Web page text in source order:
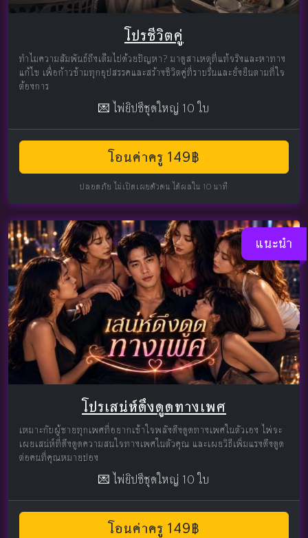
โปรชีวิตคู่
ทำไมความสัมพันธ์ถึงเต็มไปด้วยปัญหา? มาดูสาเหตุที่แท้จริงและหาทาง
แก้ไข เพื่อก้าวข้ามทุกอุปสรรคและสร้างชีวิตคู่ที่ราบรื่นและยั่งยืนตามที่ใจ
ต้องการ
💌 ไพ่ยิปซีชุดใหญ่ 10 ใบ
โอนค่าครู 149฿
ปลอดภัย ไม่เปิดเผยตัวตน ได้ผลใน 10 นาที
แนะนำ
โปรเสน่ห์ดึงดูดทางเพศ
เหมาะกับผู้ชายทุกเพศที่อยากเข้าใจพลังดึงดูดทางเพศในตัวเอง ไพ่จะ
เผยเสน่ห์ที่ดึงดูดความสนใจทางเพศในตัวคุณ และเผยวิธีเพิ่มแรงดึงดูด
ต่อคนที่คุณหมายปอง
💌 ไพ่ยิปซีชุดใหญ่ 10 ใบ
โอนค่าครู 149฿